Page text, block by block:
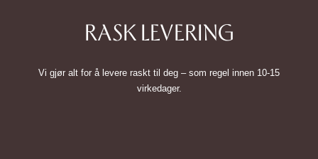
RASK LEVERING
Vi gjør alt for å levere raskt til deg – som regel innen 10-15
virkedager.